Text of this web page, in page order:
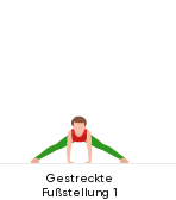
Gestreckte
Fußstellung 1